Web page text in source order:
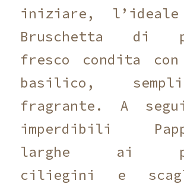
iniziare,
Bruschetta di
fresco condita
basilico,
fragrante.
A
imperdibili
larghe ai
ciliegini e